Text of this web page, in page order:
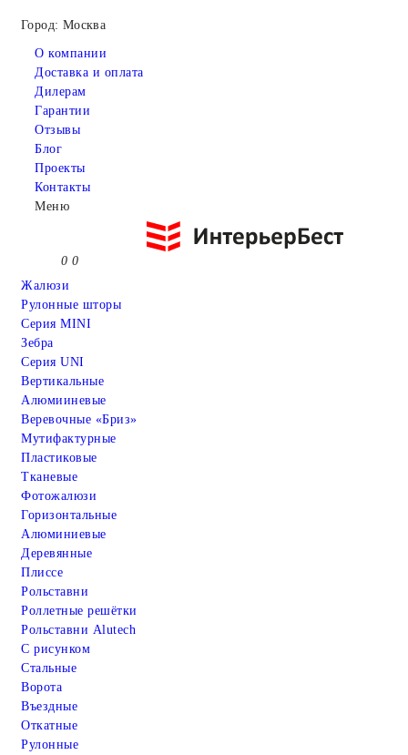
Город: Москва
О компании
Доставка и оплата
Дилерам
Гарантии
Отзывы
Блог
Проекты
Контакты
Меню
0 0
Жалюзи
Рулонные шторы
Серия MINI
Зебра
Серия UNI
Вертикальные
Алюмииневые
Веревочные «Бриз»
Мутифактурные
Пластиковые
Тканевые
Фотожалюзи
Горизонтальные
Алюминиевые
Деревянные
Плиссе
Рольставни
Роллетные решётки
Рольставни Alutech
С рисунком
Стальные
Ворота
Въездные
Откатные
Рулонные